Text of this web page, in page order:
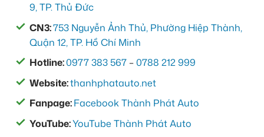
9, TP. Thủ Đức
CN3:753 Nguyễn Ảnh Thủ, Phường Hiệp Thành,
Quận 12, TP. Hồ Chí Minh
Hotline:0977 383 567 –0788 212 999
Website:thanhphatauto.net
Fanpage:Facebook Thành Phát Auto
YouTube:YouTube Thành Phát Auto